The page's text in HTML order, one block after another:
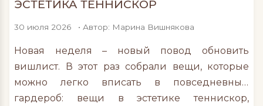
ЭСТЕТИКА ТЕННИСКОР
30 июля 2026 • Автор: Марина Вишнякова
Новая неделя – новый повод обновить
вишлист. В этот раз собрали вещи, которые
можно легко вписать в повседневный
гардероб: вещи в эстетике теннискор,